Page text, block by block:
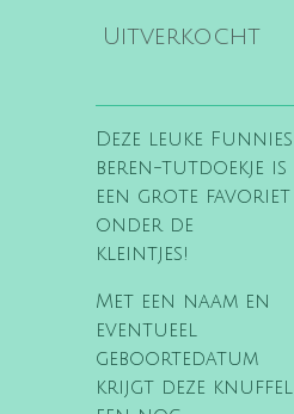
Uitverkocht
Deze leuke Funnies
beren-tutdoekje is
een grote favoriet
onder de
kleintjes!
Met een naam en
eventueel
geboortedatum
krijgt deze knuffel